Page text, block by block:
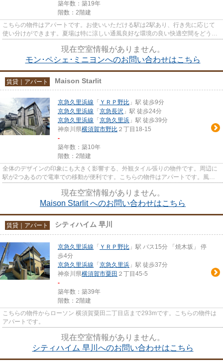
築年数：築19年
階数：2階建
こちらの物件はアパートです。お使いいただける駅は2駅あり、行き先に応じて
使い分けができます。夏場は特に涼しい通風良好な環境の良い快適空間をどう
現在空室情報がありません。
モン･ペシェ･ミニヨンへのお問い合わせはこちら
賃貸｜アパート Maison Starlit
京急久里浜線 「 ＹＲＰ野比 」駅 徒歩9分
京急久里浜線 「 京急長沢 」駅 徒歩24分
京急久里浜線 「 京急久里浜 」駅 徒歩39分
神奈川県横須賀市野比 ２丁目18-15
-
築年数：築10年
階数：2階建
全体のデザインの印象にも大きく影響する、外観タイル張りの物件です。周辺に
駅が2つあるので電車での移動が便利です。こちらの物件はアパートです。風通
現在空室情報がありません。
Maison Starlit へのお問い合わせはこちら
賃貸｜アパート シティハイム 早川
京急久里浜線 「 ＹＲＰ野比 」駅 バス15分 「焼木坂」 停
歩4分
京急久里浜線 「 京急久里浜 」駅 徒歩37分
神奈川県横須賀市粟田 ２丁目45-5
-
築年数：築39年
階数：2階建
こちらの物件からローソン 横須賀粟田二丁目店まで293mです。こちらの物件は
アパートです。
現在空室情報がありません。
シティハイム 早川へのお問い合わせはこちら